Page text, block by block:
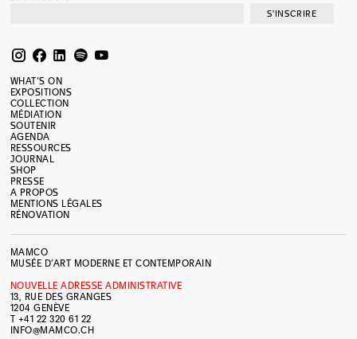
S'INSCRIRE
WHAT’S ON
EXPOSITIONS
COLLECTION
MÉDIATION
SOUTENIR
AGENDA
RESSOURCES
JOURNAL
SHOP
PRESSE
A PROPOS
MENTIONS LÉGALES
RÉNOVATION
MAMCO
MUSÉE D’ART MODERNE ET CONTEMPORAIN
NOUVELLE ADRESSE ADMINISTRATIVE
13, RUE DES GRANGES
1204 GENÈVE
T +41 22 320 61 22
INFO@MAMCO.CH